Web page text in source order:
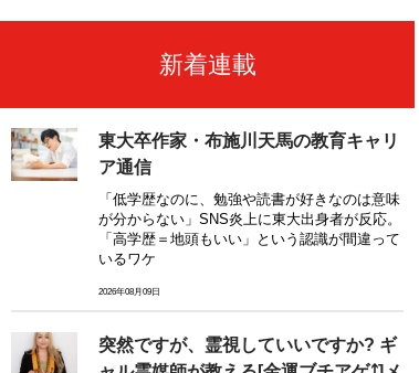
新着連載
東大卒作家・布施川天馬の教育キャリ
ア通信
「低学歴なのに、勉強や読書が好きなのは意味
が分からない」SNS炎上に東大出身者が反応。
「高学歴＝地頭もいい」という認識が間違って
いるワケ
2026年08月09日
突然ですが、霊視していいですか? ギ